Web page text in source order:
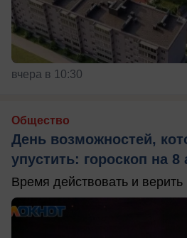
вчера в 10:30
Общество
День возможностей,
упустить: гороскоп на 8
Время действовать и верить